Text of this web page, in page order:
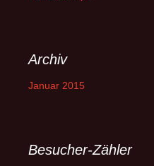
Archiv
Januar 2015
Besucher-Zähler